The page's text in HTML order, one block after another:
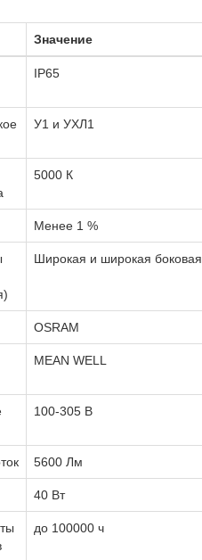
Значение
IP65
У1 и УХЛ1
5000 К
Менее 1 %
Широкая и широкая боковая
OSRAM
MEAN WELL
100-305 В
5600 Лм
40 Вт
до 100000 ч